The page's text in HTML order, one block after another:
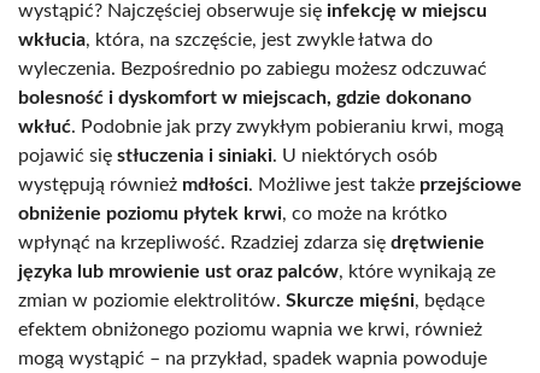
wystąpić? Najczęściej obserwuje się infekcję w miejscu
wkłucia, która, na szczęście, jest zwykle łatwa do
wyleczenia. Bezpośrednio po zabiegu możesz odczuwać
bolesność i dyskomfort w miejscach, gdzie dokonano
wkłuć. Podobnie jak przy zwykłym pobieraniu krwi, mogą
pojawić się stłuczenia i siniaki. U niektórych osób
występują również mdłości. Możliwe jest także przejściowe
obniżenie poziomu płytek krwi, co może na krótko
wpłynąć na krzepliwość. Rzadziej zdarza się drętwienie
języka lub mrowienie ust oraz palców, które wynikają ze
zmian w poziomie elektrolitów. Skurcze mięśni, będące
efektem obniżonego poziomu wapnia we krwi, również
mogą wystąpić – na przykład, spadek wapnia powoduje